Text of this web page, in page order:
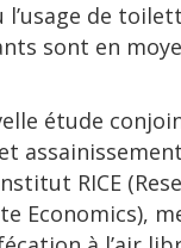
de
sont en
étude
RICE
Economics),